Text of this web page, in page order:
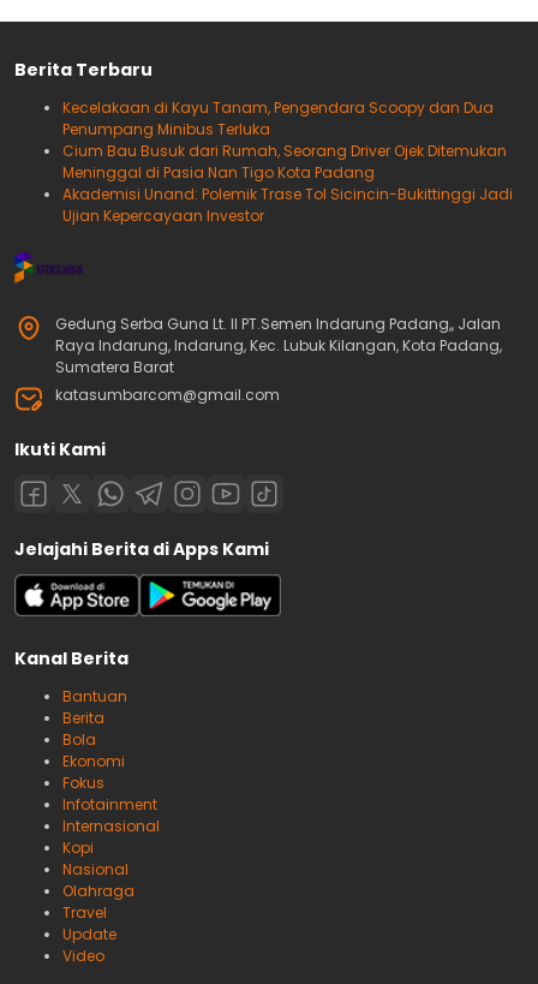
Berita Terbaru
Kecelakaan di Kayu Tanam, Pengendara Scoopy dan Dua
Penumpang Minibus Terluka
Cium Bau Busuk dari Rumah, Seorang Driver Ojek Ditemukan
Meninggal di Pasia Nan Tigo Kota Padang
Akademisi Unand: Polemik Trase Tol Sicincin-Bukittinggi Jadi
Ujian Kepercayaan Investor
Gedung Serba Guna Lt. II PT.Semen Indarung Padang,, Jalan
Raya Indarung, Indarung, Kec. Lubuk Kilangan, Kota Padang,
Sumatera Barat
katasumbarcom@gmail.com
Ikuti Kami
Jelajahi Berita di Apps Kami
Kanal Berita
Bantuan
Berita
Bola
Ekonomi
Fokus
Infotainment
Internasional
Kopi
Nasional
Olahraga
Travel
Update
Video